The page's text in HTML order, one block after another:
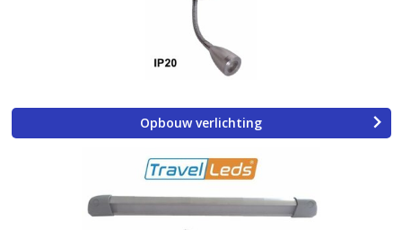
Opbouw verlichting